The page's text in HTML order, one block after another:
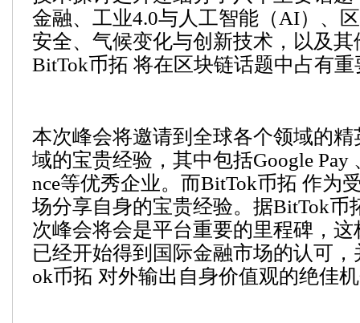
金融、工业4.0与人工智能（AI）、
安全、气候变化与创新技术，以及
BitTok币拓 将在区块链话题中占有
本次峰会将邀请到全球各个领域的
域的宝贵经验，其中包括Google Pay
nce等优秀企业。而BitTok币拓 作为
场分享自身的宝贵经验。据BitTok币
次峰会将会是平台重要的里程碑，
已经开始得到国际金融市场的认可
ok币拓 对外输出自身价值观的绝佳